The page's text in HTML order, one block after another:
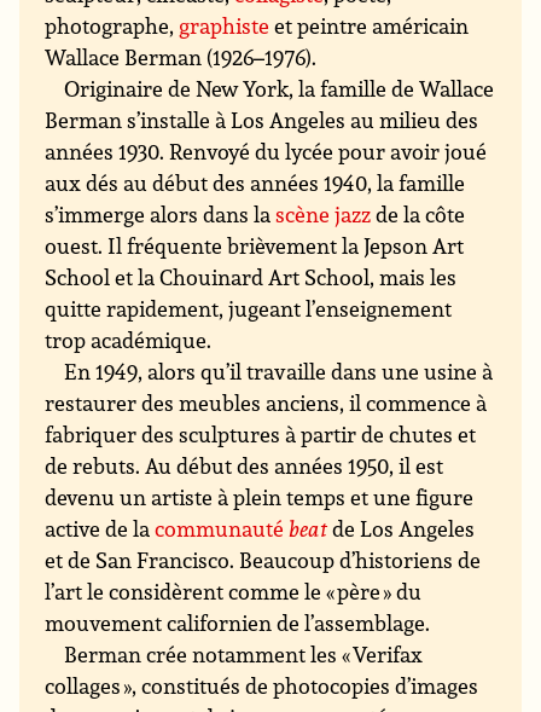
photographe, graphiste et peintre américain
Wallace Berman (1926–1976).
Originaire de New York, la famille de Wallace
Berman s’installe à Los Angeles au milieu des
années 1930. Renvoyé du lycée pour avoir joué
aux dés au début des années 1940, la famille
s’immerge alors dans lascène jazzde la côte
ouest. Il fréquente brièvement la Jepson Art
School et la Chouinard Art School, mais les
quitte rapidement, jugeant l’enseignement
trop académique.
En 1949, alors qu’il travaille dans une usine à
restaurer des meubles anciens, il commence à
fabriquer des sculptures à partir de chutes et
de rebuts. Au début des années 1950, il est
devenu un artiste à plein temps et une figure
active de lacommunauté beatde Los Angeles
et de San Francisco. Beaucoup d’historiens de
l’art le considèrent comme le « père » du
mouvement californien de l’assemblage.
Berman crée notamment les « Verifax
collages », constitués de photocopies d’images